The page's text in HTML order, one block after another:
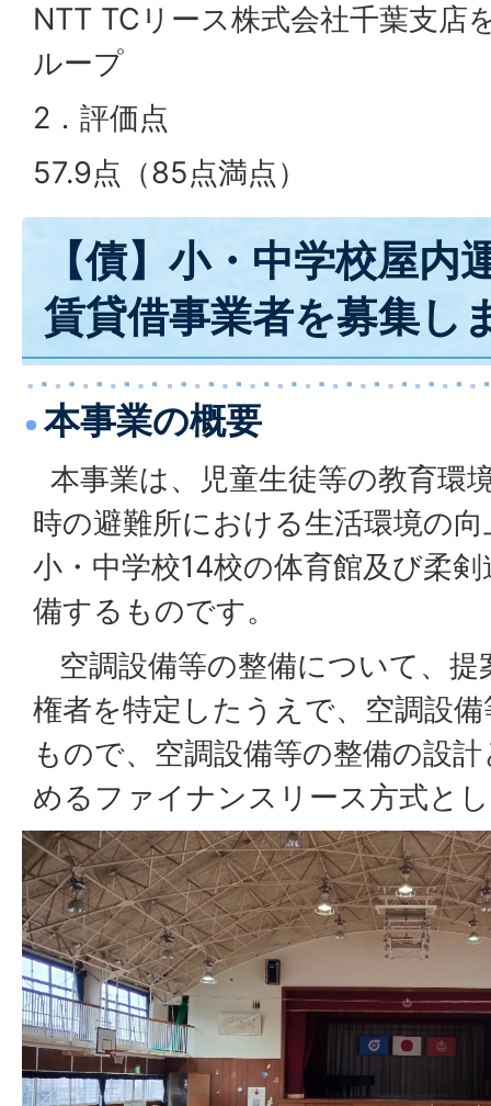
NTT TCリース株式会社千葉支店
ループ
2．評価点
57.9点（85点満点）
【債】小・中学校屋内
賃貸借事業者を募集し
本事業の概要
本事業は、児童生徒等の教育環
時の避難所における生活環境の
小・中学校14校の体育館及び柔
備するものです。
空調設備等の整備について、提
権者を特定したうえで、空調設
もので、空調設備等の整備の設
めるファイナンスリース方式と